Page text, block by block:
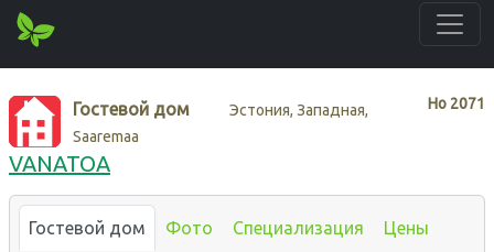
Нo 2071
Гостевой дом
Эстония, Западная,
Saaremaa
VANATOA
Гостевой дом Фото Специализация Цены